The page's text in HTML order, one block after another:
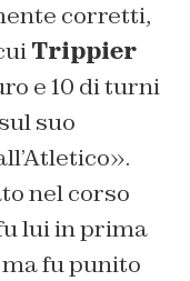
corretti,
Trippier
e 10 di turni
suo
nel corso
lui in prima
ma fu punito